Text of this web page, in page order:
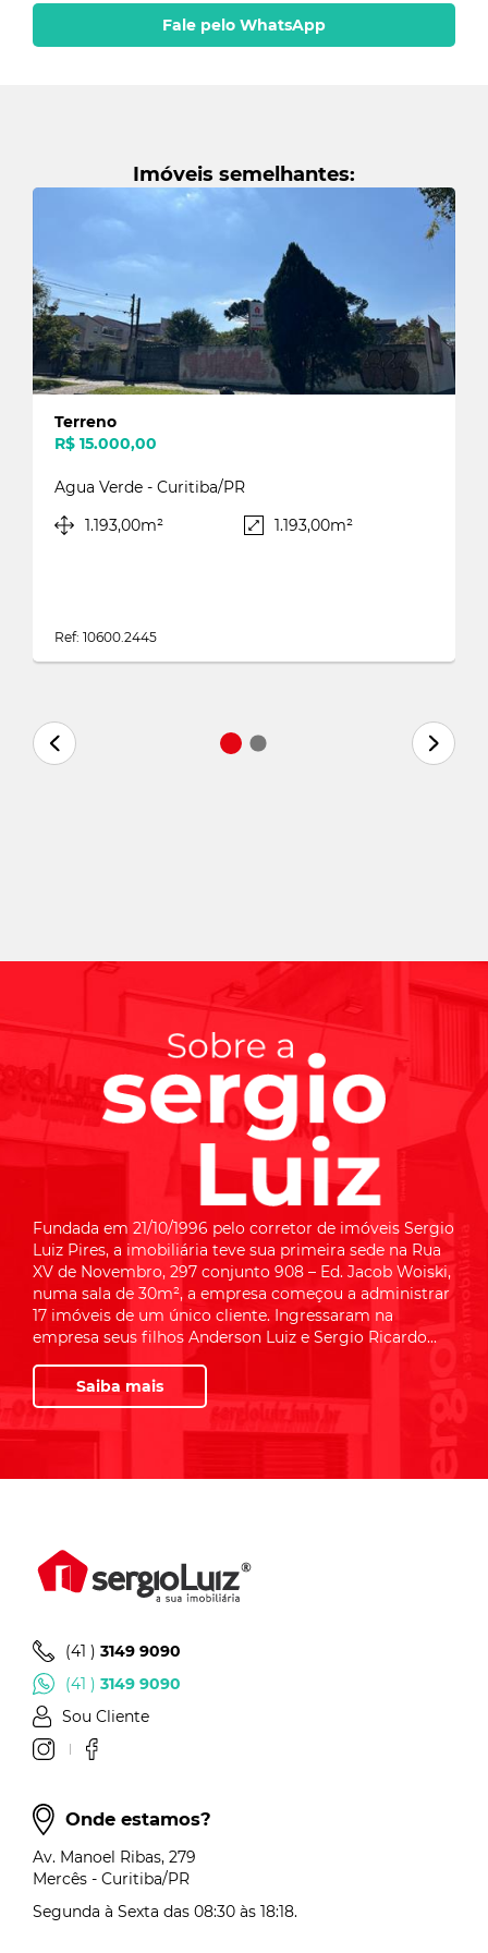
Enviar
Fale pelo WhatsApp
Imóveis semelhantes:
Terreno
R$ 15.000,00
Agua Verde - Curitiba/PR
1.193,00m²
1.193,00m²
Ref: 10600.2445
Fundada em 21/10/1996 pelo corretor de imóveis Sergio
Luiz Pires, a imobiliária teve sua primeira sede na Rua
XV de Novembro, 297 conjunto 908 – Ed. Jacob Woiski,
numa sala de 30m², a empresa começou a administrar
17 imóveis de um único cliente. Ingressaram na
empresa seus filhos Anderson Luiz e Sergio Ricardo...
Saiba mais
(41 ) 3149 9090
(41 ) 3149 9090
Sou Cliente
Onde estamos?
Av. Manoel Ribas, 279
Mercês - Curitiba/PR
Segunda à Sexta das 08:30 às 18:18.